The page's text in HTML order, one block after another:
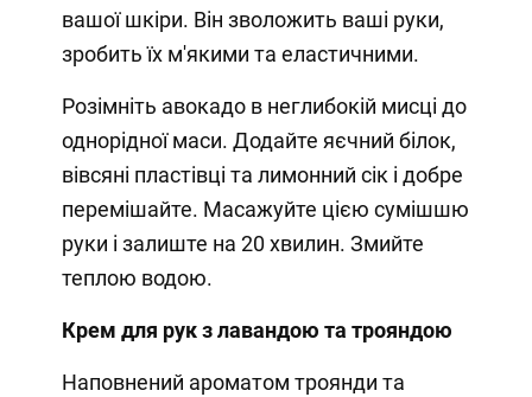
вашої шкіри. Він зволожить ваші руки,
зробить їх м'якими та еластичними.
Розімніть авокадо в неглибокій мисці до
однорідної маси. Додайте яєчний білок,
вівсяні пластівці та лимонний сік і добре
перемішайте. Масажуйте цією сумішшю
руки і залиште на 20 хвилин. Змийте
теплою водою.
Крем для рук з лавандою та трояндою
Наповнений ароматом троянди та